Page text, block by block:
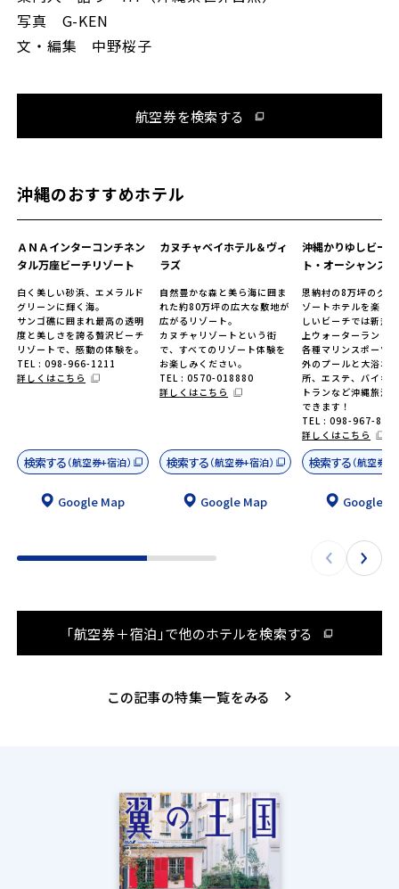
写真 G-KEN
文・編集 中野桜子
航空券を検索する
沖縄のおすすめホテル
ＡＮＡインターコンチネン
タル万座ビーチリゾート
白く美しい砂浜、エメラルド
グリーンに輝く海。
サンゴ礁に囲まれ最高の透明
度と美しさを誇る贅沢ビーチ
リゾートで、感動の体験を。
TEL : 098-966-1211
詳しくはこちら
検索する（航空券+宿泊）
Google Map
カヌチャベイホテル＆ヴィ
ラズ
自然豊かな森と美ら海に囲ま
れた約80万坪の広大な敷地が
広がるリゾート。
カヌチャリゾートという街
で、すべてのリゾート体験を
お楽しみください。
TEL : 0570-018880
詳しくはこちら
検索する（航空券+宿泊）
Google Map
沖縄かりゆしビー
ト・オーシャンスパ
恩納村の8万坪のグラ
ゾートホテルを楽し
しいビーチでは新規
上ウォーターランド
各種マリンスポーツ
外のプールと大浴場
所、エステ、バイキ
トランなど沖縄旅満
できます！
TEL : 098-967-
詳しくはこちら
検索する（航空券+
Google
「航空券＋宿泊」で他のホテルを検索する
この記事の特集一覧をみる